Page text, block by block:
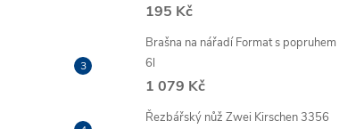
195 Kč
Brašna na nářadí Format s popruhem
6l
1 079 Kč
Řezbářský nůž Zwei Kirschen 3356